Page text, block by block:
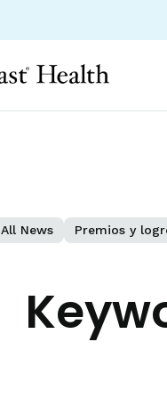
All News Premios y